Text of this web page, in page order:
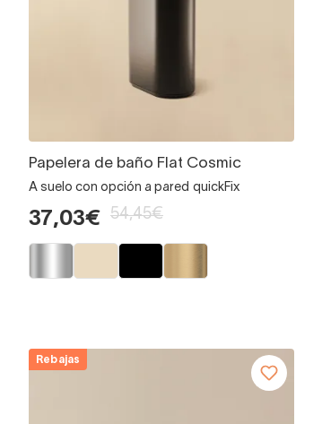
Papelera de baño Flat Cosmic
A suelo con opción a pared quickFix
37,03€ 54,45€
Rebajas